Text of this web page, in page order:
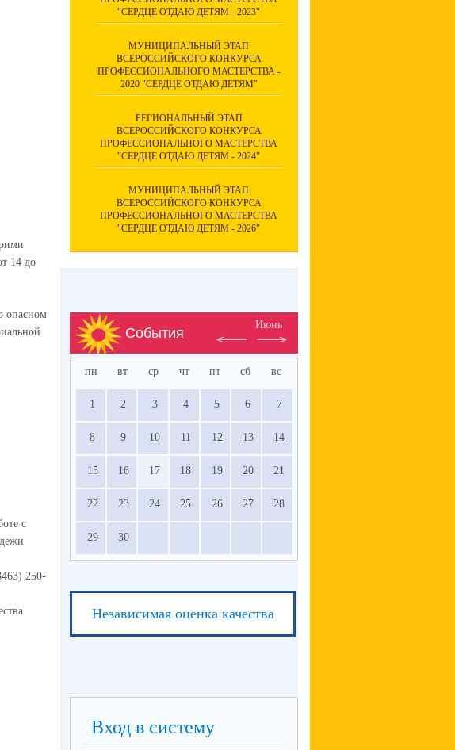
14 до
опасном
с
250-
"СЕРДЦЕ ОТДАЮ ДЕТЯМ - 2023"
МУНИЦИПАЛЬНЫЙ ЭТАП
ВСЕРОССИЙСКОГО КОНКУРСА
ПРОФЕССИОНАЛЬНОГО МАСТЕРСТВА -
2020 "СЕРДЦЕ ОТДАЮ ДЕТЯМ"
РЕГИОНАЛЬНЫЙ ЭТАП
ВСЕРОССИЙСКОГО КОНКУРСА
ПРОФЕССИОНАЛЬНОГО МАСТЕРСТВА
"СЕРДЦЕ ОТДАЮ ДЕТЯМ - 2024"
МУНИЦИПАЛЬНЫЙ ЭТАП
ВСЕРОССИЙСКОГО КОНКУРСА
ПРОФЕССИОНАЛЬНОГО МАСТЕРСТВА
"СЕРДЦЕ ОТДАЮ ДЕТЯМ - 2026"
События
Июнь
пн вт ср чт пт сб вс
1 2 3 4 5 6 7
8 9 10 11 12 13 14
15 16 17 18 19 20 21
22 23 24 25 26 27 28
29 30
Независимая оценка качества
Вход в систему